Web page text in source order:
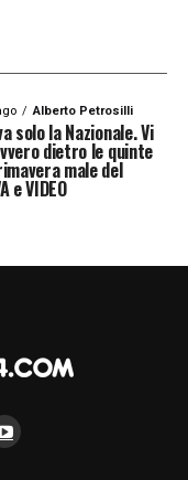
Alberto Petrosilli
solo la Nazionale. Vi
dietro le quinte
male del
e VIDEO